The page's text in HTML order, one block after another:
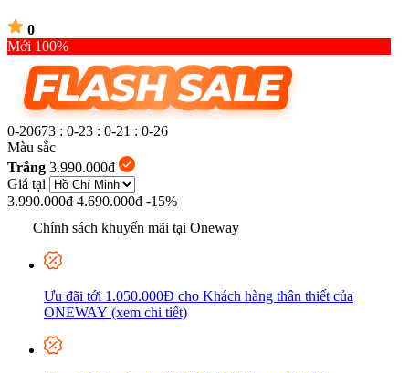
0
Mới 100%
0-20673 : 0-23 : 0-21 : 0-28
Màu sắc
Trắng 3.990.000đ
Giá tại
3.990.000đ 4.690.000đ -15%
Chính sách khuyến mãi tại Oneway
Ưu đãi tới 1.050.000Đ cho Khách hàng thân thiết của
ONEWAY (xem chi tiết)